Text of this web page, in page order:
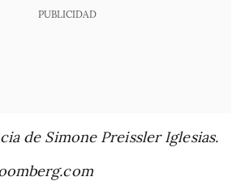
PUBLICIDAD
de Simone Preissler Iglesias.